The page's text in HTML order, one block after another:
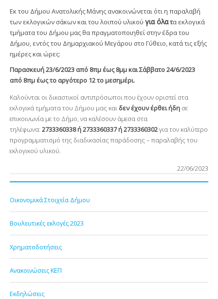
Εκ του Δήμου Ανατολικής Μάνης ανακοινώνεται ότι η παραλαβή
των εκλογικών σάκων και του λοιπού υλικού για όλατα εκλογικά
τμήματα του Δήμου μας θα πραγματοποιηθεί στην έδρα του
Δήμου, εντός του Δημαρχιακού Μεγάρου στο Γύθειο, κατά τις εξής
ημέρες και ώρες:
Παρασκευή 23/6/2023 από 8πμ έως 8μμ και Σάββατο 24/6/2023
από 8πμ έως το αργότερο 12 το μεσημέρι.
Καλούνται οι δικαστικοί αντιπρόσωποι που έχουν οριστεί στα
εκλογικά τμήματα του Δήμου μας και δεν έχουν έρθει ήδη σε
επικοινωνία με το Δήμο, να καλέσουν άμεσα στα
τηλέφωνα: 2733360338 ή 2733360337 ή2733360302για τον καλύτερο
προγραμματισμό της διαδικασίας παράδοσης – παραλαβής του
εκλογικού υλικού.
22/06/2023
Οικονομικά Στοιχεία Δήμου
Βουλευτικές εκλογές 2023
Χρηματοδοτήσεις
Ανακοινώσεις ΚΕΠ
Εκδηλώσεις